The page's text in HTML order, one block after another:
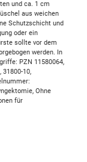
und ca. 1 cm
aus weichen
Schutzschicht und
oder ein
sollte vor dem
werden. In
PZN 11580064,
10,
Ohne
für